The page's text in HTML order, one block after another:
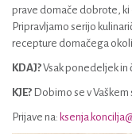
prave domače dobrote, ki
Pripravljamo serijo
recepture domačega
KDAJ?Vsak ponedeljek in
KJE? Dobimo se v Vaškem
Prijave na: